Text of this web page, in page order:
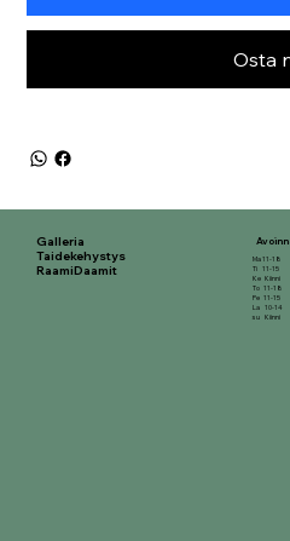
Osta
Galleria
Taidekehystys
RaamiDaamit
Ma 11-18
Ti 11-15
Ke Kiinni
To 11-18
Pe 11-15
La 10-14
su Kiinni